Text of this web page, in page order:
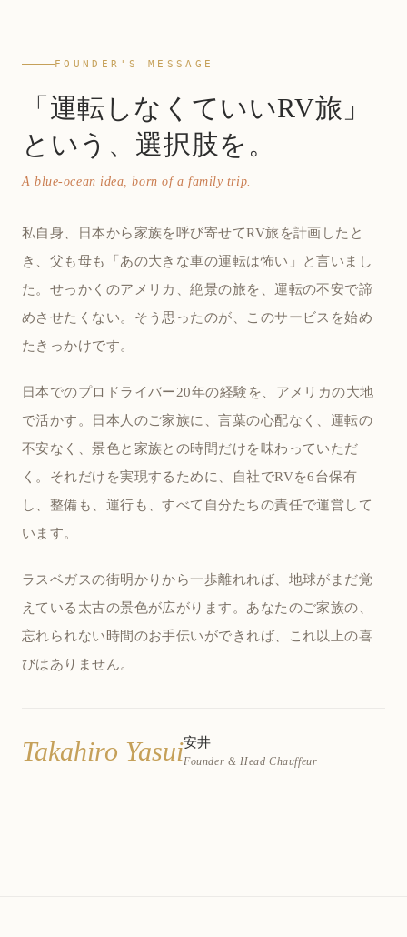
FOUNDER'S MESSAGE
「運転しなくていいRV旅」
という、選択肢を。
A blue-ocean idea, born of a family trip.
私自身、日本から家族を呼び寄せてRV旅を計画したと
き、父も母も「あの大きな車の運転は怖い」と言いまし
た。せっかくのアメリカ、絶景の旅を、運転の不安で諦
めさせたくない。そう思ったのが、このサービスを始め
たきっかけです。
日本でのプロドライバー20年の経験を、アメリカの大地
で活かす。日本人のご家族に、言葉の心配なく、運転の
不安なく、景色と家族との時間だけを味わっていただ
く。それだけを実現するために、自社でRVを6台保有
し、整備も、運行も、すべて自分たちの責任で運営して
います。
ラスベガスの街明かりから一歩離れれば、地球がまだ覚
えている太古の景色が広がります。あなたのご家族の、
忘れられない時間のお手伝いができれば、これ以上の喜
びはありません。
Takahiro Yasui安井
Founder & Head Chauffeur